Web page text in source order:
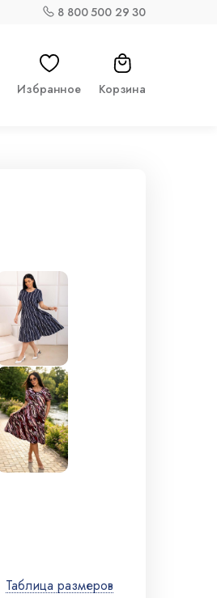
8 800 500 29 30
Избранное Корзина
Таблица размеров